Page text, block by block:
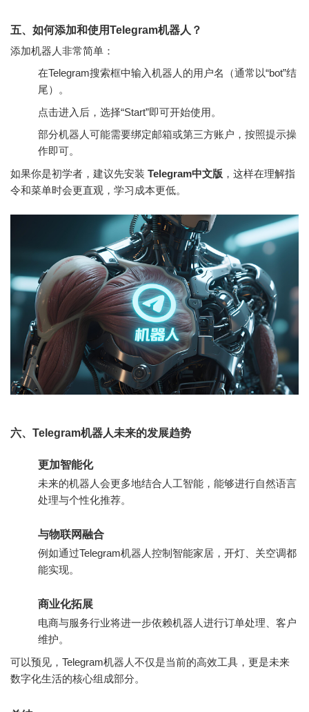
五、如何添加和使用Telegram机器人？
添加机器人非常简单：
在Telegram搜索框中输入机器人的用户名（通常以“bot”结
尾）。
点击进入后，选择“Start”即可开始使用。
部分机器人可能需要绑定邮箱或第三方账户，按照提示操
作即可。
如果你是初学者，建议先安装 Telegram中文版 ，这样在理解指
令和菜单时会更直观，学习成本更低。
六、Telegram机器人未来的发展趋势
更加智能化
未来的机器人会更多地结合人工智能，能够进行自然语言
处理与个性化推荐。
与物联网融合
例如通过Telegram机器人控制智能家居，开灯、关空调都
能实现。
商业化拓展
电商与服务行业将进一步依赖机器人进行订单处理、客户
维护。
可以预见，Telegram机器人不仅是当前的高效工具，更是未来
数字化生活的核心组成部分。